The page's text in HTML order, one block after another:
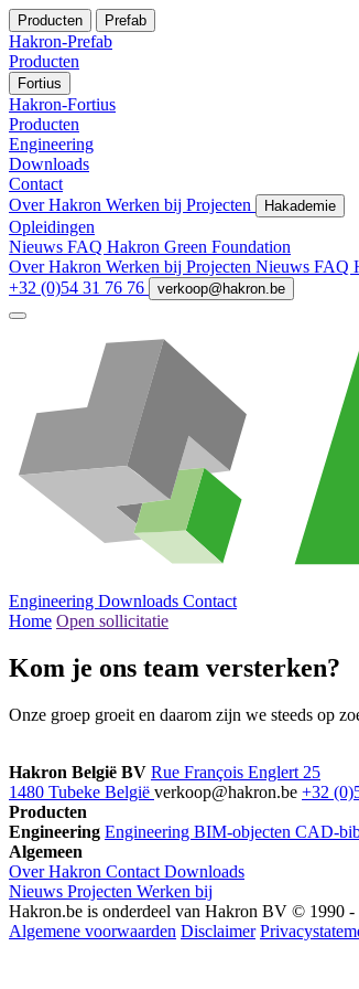
Producten Prefab
Hakron-Prefab
Producten
Fortius
Hakron-Fortius
Producten
Engineering
Downloads
Contact
Over Hakron Werken bij Projecten Hakademie
Opleidingen
Nieuws FAQ Hakron Green Foundation
Over Hakron Werken bij Projecten Nieuws FAQ
+32 (0)54 31 76 76
verkoop@hakron.be
Engineering Downloads Contact
Home Open sollicitatie
Kom je ons team versterken?
Onze groep groeit en daarom zijn we steeds op
Hakron België BV Rue François Englert 25
1480 Tubeke België verkoop@hakron.be +32
Producten
Engineering Engineering BIM-objecten CAD-
Algemeen
Over Hakron Contact Downloads
Nieuws Projecten Werken bij
Hakron.be is onderdeel van Hakron BV © 1990 -
Algemene voorwaarden Disclaimer